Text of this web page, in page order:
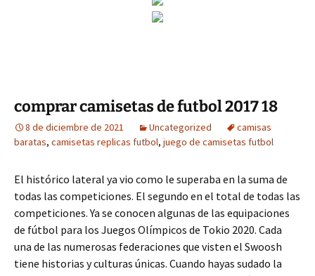
comprar camisetas de futbol 2017 18
8 de diciembre de 2021 Uncategorized
camisas
baratas, camisetas replicas futbol, juego de camisetas futbol
El histórico lateral ya vio como le superaba en la suma de
todas las competiciones. El segundo en el total de todas las
competiciones. Ya se conocen algunas de las equipaciones
de fútbol para los Juegos Olímpicos de Tokio 2020. Cada
una de las numerosas federaciones que visten el Swoosh
tiene historias y culturas únicas. Cuando hayas sudado la